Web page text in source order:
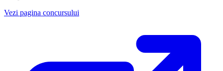
Vezi pagina concursului